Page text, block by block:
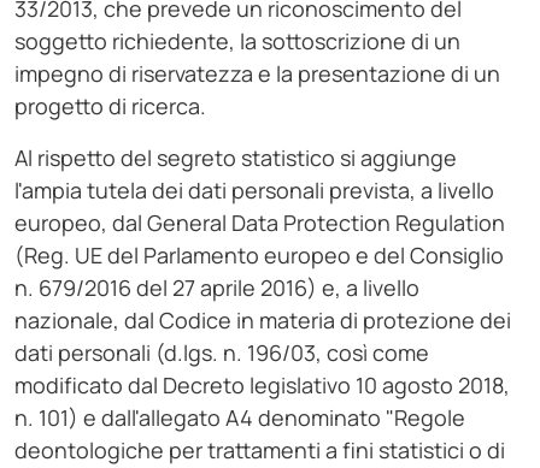
33/2013, che prevede un riconoscimento del
soggetto richiedente, la sottoscrizione di un
impegno di riservatezza e la presentazione di un
progetto di ricerca.
Al rispetto del segreto statistico si aggiunge
l'ampia tutela dei dati personali prevista, a livello
europeo, dal General Data Protection Regulation
(Reg. UE del Parlamento europeo e del Consiglio
n. 679/2016 del 27 aprile 2016) e, a livello
nazionale, dal Codice in materia di protezione dei
dati personali (d.lgs. n. 196/03, così come
modificato dal Decreto legislativo 10 agosto 2018,
n. 101) e dall'allegato A4 denominato "Regole
deontologiche per trattamenti a fini statistici o di